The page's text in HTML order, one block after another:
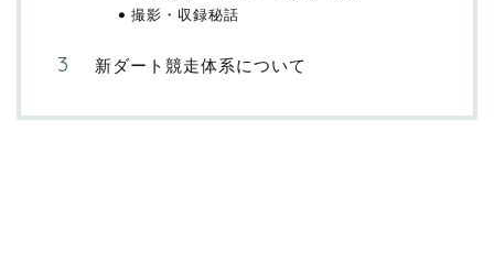
撮影・収録秘話
新ダート競走体系について